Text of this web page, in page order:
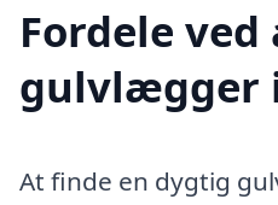
Fordele
gulvlægger
At finde en dygtig